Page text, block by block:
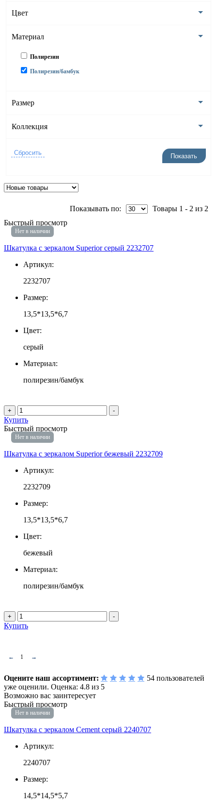
Цвет
Материал
Полирезин
Полирезин/бамбук
Размер
Коллекция
Товары 1 - 2 из 2
Показывать по:
Нет в наличии
Быстрый просмотр
Шкатулка с зеркалом Superior серый 2232707
Артикул:
2232707
Размер:
13,5*13,5*6,7
Цвет:
серый
Материал:
полирезин/бамбук
+ -
Купить
Нет в наличии
Быстрый просмотр
Шкатулка с зеркалом Superior бежевый 2232709
Артикул:
2232709
Размер:
13,5*13,5*6,7
Цвет:
бежевый
Материал:
полирезин/бамбук
+ -
Купить
← 1 →
Оцените наш ассортимент: 54 пользователей
уже оценили. Оценка: 4.8 из 5
Возможно вас заинтересует
Нет в наличии
Быстрый просмотр
Шкатулка с зеркалом Cement серый 2240707
Артикул:
2240707
Размер:
14,5*14,5*5,7